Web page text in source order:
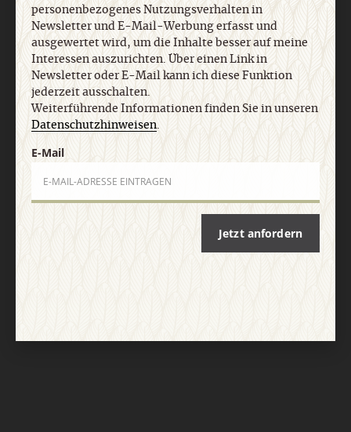
Nach oben
personenbezogenes Nutzungsverhalten in
Newsletter und E-Mail-Werbung erfasst und
ausgewertet wird, um die Inhalte besser auf meine
Interessen auszurichten. Über einen Link in
Newsletter oder E-Mail kann ich diese Funktion
jederzeit ausschalten.
Weiterführende Informationen finden Sie in unseren
Datenschutzhinweisen.
E-Mail
Jetzt anfordern